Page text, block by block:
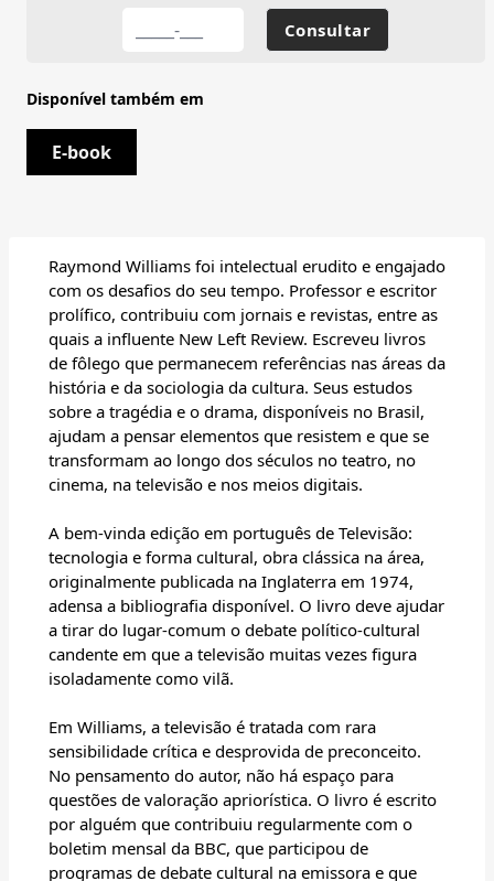
Disponível também em
E-book
Raymond Williams foi intelectual erudito e engajado
com os desafios do seu tempo. Professor e escritor
prolífico, contribuiu com jornais e revistas, entre as
quais a influente New Left Review. Escreveu livros
de fôlego que permanecem referências nas áreas da
história e da sociologia da cultura. Seus estudos
sobre a tragédia e o drama, disponíveis no Brasil,
ajudam a pensar elementos que resistem e que se
transformam ao longo dos séculos no teatro, no
cinema, na televisão e nos meios digitais.
A bem-vinda edição em português de Televisão:
tecnologia e forma cultural, obra clássica na área,
originalmente publicada na Inglaterra em 1974,
adensa a bibliografia disponível. O livro deve ajudar
a tirar do lugar-comum o debate político-cultural
candente em que a televisão muitas vezes figura
isoladamente como vilã.
Em Williams, a televisão é tratada com rara
sensibilidade crítica e desprovida de preconceito.
No pensamento do autor, não há espaço para
questões de valoração apriorística. O livro é escrito
por alguém que contribuiu regularmente com o
boletim mensal da BBC, que participou de
programas de debate cultural na emissora e que